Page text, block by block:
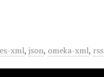
xml,json, omeka-xml,